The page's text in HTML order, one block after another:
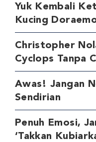
Yuk Kembali
Kucing
Christopher
Cyclops Tanpa
Awas! Jangan
Sendirian
Penuh Emosi,
‘Takkan